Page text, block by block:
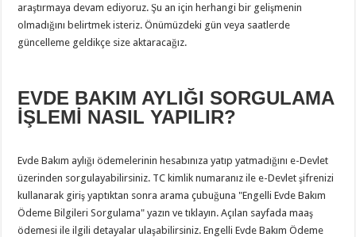
araştırmaya devam ediyoruz. Şu an için herhangi bir gelişmenin
olmadığını belirtmek isteriz. Önümüzdeki gün veya saatlerde
güncelleme geldikçe size aktaracağız.
EVDE BAKIM AYLIĞI SORGULAMA
İŞLEMİ NASIL YAPILIR?
Evde Bakım aylığı ödemelerinin hesabınıza yatıp yatmadığını e-Devlet
üzerinden sorgulayabilirsiniz. TC kimlik numaranız ile e-Devlet şifrenizi
kullanarak giriş yaptıktan sonra arama çubuğuna "Engelli Evde Bakım
Ödeme Bilgileri Sorgulama" yazın ve tıklayın. Açılan sayfada maaş
ödemesi ile ilgili detayalar ulaşabilirsiniz. Engelli Evde Bakım Ödeme